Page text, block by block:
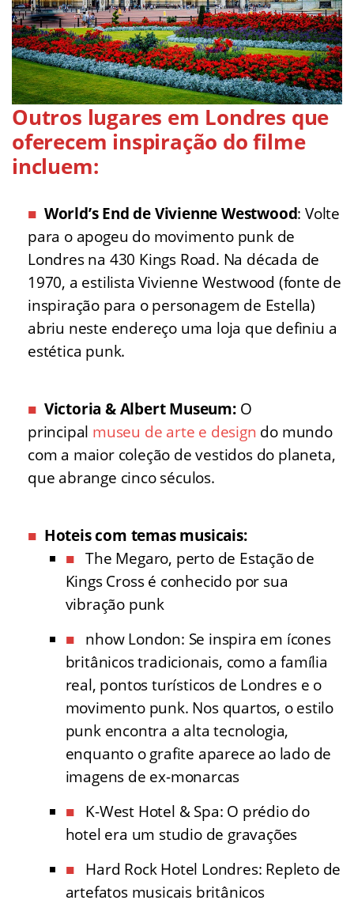
Outros lugares em Londres que
oferecem inspiração do filme
incluem:
World’s End de Vivienne Westwood: Volte
para o apogeu do movimento punk de
Londres na 430 Kings Road. Na década de
1970, a estilista Vivienne Westwood (fonte de
inspiração para o personagem de Estella)
abriu neste endereço uma loja que definiu a
estética punk.
Victoria & Albert Museum:O
principal museu de arte e design do mundo
com a maior coleção de vestidos do planeta,
que abrange cinco séculos.
Hoteis com temas musicais:
The Megaro, perto de Estação de
Kings Cross é conhecido por sua
vibração punk
nhow London: Se inspira em ícones
britânicos tradicionais, como a família
real, pontos turísticos de Londres e o
movimento punk. Nos quartos, o estilo
punk encontra a alta tecnologia,
enquanto o grafite aparece ao lado de
imagens de ex-monarcas
K-West Hotel & Spa: O prédio do
hotel era um studio de gravações
Hard Rock Hotel Londres: Repleto de
artefatos musicais britânicos